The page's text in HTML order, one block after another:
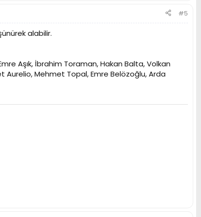
#5
alabilir.
Aşık, İbrahim Toraman, Hakan Balta, Volkan
Mehmet Topal, Emre Belözoğlu, Arda